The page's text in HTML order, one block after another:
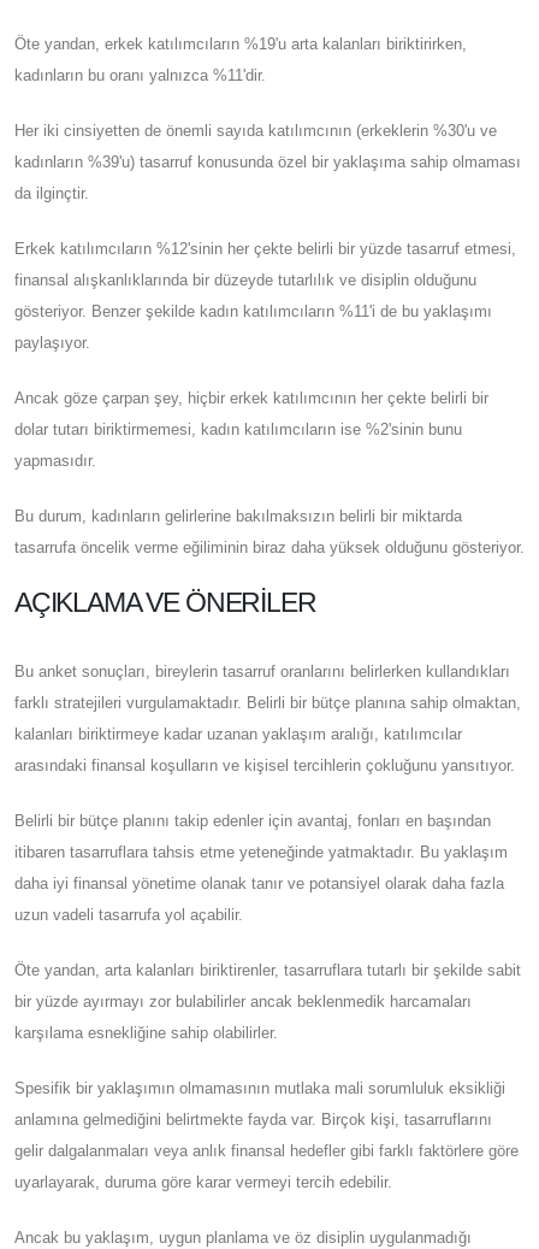
Öte yandan, erkek katılımcıların %19'u arta kalanları biriktirirken,
kadınların bu oranı yalnızca %11'dir.
Her iki cinsiyetten de önemli sayıda katılımcının (erkeklerin %30'u ve
kadınların %39'u) tasarruf konusunda özel bir yaklaşıma sahip olmaması
da ilginçtir.
Erkek katılımcıların %12'sinin her çekte belirli bir yüzde tasarruf etmesi,
finansal alışkanlıklarında bir düzeyde tutarlılık ve disiplin olduğunu
gösteriyor. Benzer şekilde kadın katılımcıların %11'i de bu yaklaşımı
paylaşıyor.
Ancak göze çarpan şey, hiçbir erkek katılımcının her çekte belirli bir
dolar tutarı biriktirmemesi, kadın katılımcıların ise %2'sinin bunu
yapmasıdır.
Bu durum, kadınların gelirlerine bakılmaksızın belirli bir miktarda
tasarrufa öncelik verme eğiliminin biraz daha yüksek olduğunu gösteriyor.
AÇIKLAMA VE ÖNERILER
Bu anket sonuçları, bireylerin tasarruf oranlarını belirlerken kullandıkları
farklı stratejileri vurgulamaktadır. Belirli bir bütçe planına sahip olmaktan,
kalanları biriktirmeye kadar uzanan yaklaşım aralığı, katılımcılar
arasındaki finansal koşulların ve kişisel tercihlerin çokluğunu yansıtıyor.
Belirli bir bütçe planını takip edenler için avantaj, fonları en başından
itibaren tasarruflara tahsis etme yeteneğinde yatmaktadır. Bu yaklaşım
daha iyi finansal yönetime olanak tanır ve potansiyel olarak daha fazla
uzun vadeli tasarrufa yol açabilir.
Öte yandan, arta kalanları biriktirenler, tasarruflara tutarlı bir şekilde sabit
bir yüzde ayırmayı zor bulabilirler ancak beklenmedik harcamaları
karşılama esnekliğine sahip olabilirler.
Spesifik bir yaklaşımın olmamasının mutlaka mali sorumluluk eksikliği
anlamına gelmediğini belirtmekte fayda var. Birçok kişi, tasarruflarını
gelir dalgalanmaları veya anlık finansal hedefler gibi farklı faktörlere göre
uyarlayarak, duruma göre karar vermeyi tercih edebilir.
Ancak bu yaklaşım, uygun planlama ve öz disiplin uygulanmadığı